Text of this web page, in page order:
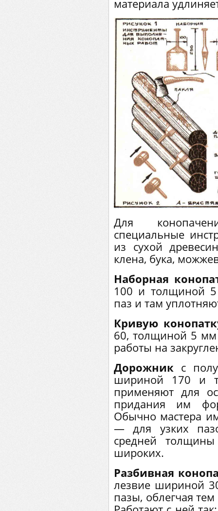
материала
Для
специальные
из сухой
клена, бука,
Наборная
100 и толщиной
паз и там
Кривую
60, толщиной 5
работы на
Дорожник с
шириной 170 и
применяют для
придания им
Обычно мастера
— для узких
средней
широких.
Разбивная
лезвие шириной
пазы, облегчая